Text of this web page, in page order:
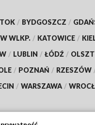
/ BYDGOSZCZ /
WLKP. / KATOWICE /
/ LUBLIN / ŁÓDŹ /
/ POZNAŃ / RZESZÓW
/ WARSZAWA /